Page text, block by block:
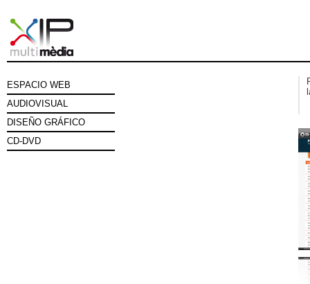
ESPACIO WEB
AUDIOVISUAL
DISEÑO GRÁFICO
CD-DVD